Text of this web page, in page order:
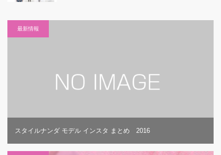
最新情報
スタイルナンダ モデル インスタ まとめ 2016